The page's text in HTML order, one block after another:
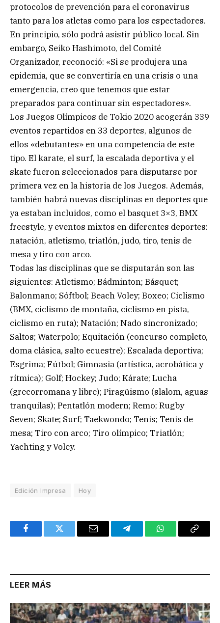
protocolos de prevención para el coronavirus
tanto para los atletas como para los espectadores.
En principio, sólo podrá asistir público local. Sin
embargo, Seiko Hashimoto, del Comité
Organizador, reconoció: «Si se produjera una
epidemia, que se convertiría en una crisis o una
emergencia, creo que tenemos que estar
preparados para continuar sin espectadores».
Los Juegos Olímpicos de Tokio 2020 acogerán 339
eventos repartidos en 33 deportes, algunos de
ellos «debutantes» en una competencia de este
tipo. El karate, el surf, la escalada deportiva y el
skate fueron seleccionados para disputarse por
primera vez en la historia de los Juegos. Además,
también habrá nuevas disciplinas en deportes que
ya estaban incluidos, como el basquet 3×3, BMX
freestyle, y eventos mixtos en diferentes deportes:
natación, atletismo, triatlón, judo, tiro, tenis de
mesa y tiro con arco.
Todas las disciplinas que se disputarán son las
siguientes: Atletismo; Bádminton; Básquet;
Balonmano; Sóftbol; Beach Voley; Boxeo; Ciclismo
(BMX, ciclismo de montaña, ciclismo en pista,
ciclismo en ruta); Natación; Nado sincronizado;
Saltos; Waterpolo; Equitación (concurso completo,
doma clásica, salto ecuestre); Escalada deportiva;
Esgrima; Fútbol; Gimnasia (artística, acrobática y
rítmica); Golf; Hockey; Judo; Kárate; Lucha
(grecorromana y libre); Piragüismo (slalom, aguas
tranquilas); Pentatlón modern; Remo; Rugby
Seven; Skate; Surf; Taekwondo; Tenis; Tenis de
mesa; Tiro con arco; Tiro olímpico; Triatlón;
Yachting y Voley.
Edición Impresa Hoy
FacebookTwitter Email TelegramWhatsAppCopy
LEER MÁS